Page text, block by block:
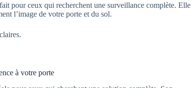
pour ceux qui recherchent une surveillance complète. Elle
l’image de votre porte et du sol.
à votre porte